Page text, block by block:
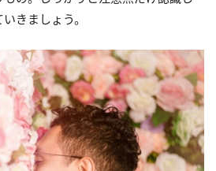
きましょう。